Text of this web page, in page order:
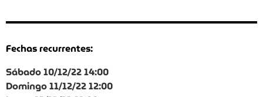
Fechas recurrentes:
Sábado 10/12/22 14:00
Domingo 11/12/22 12:00